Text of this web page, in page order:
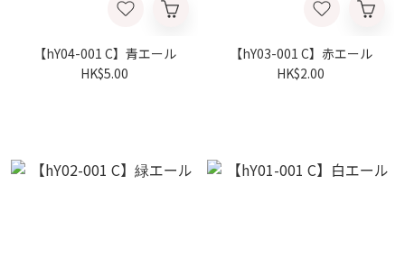
【hY04-001 C】青エール
HK$5.00
【hY03-001 C】赤エール
HK$2.00